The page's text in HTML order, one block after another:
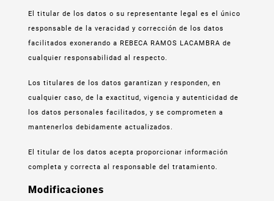
El titular de los datos o su representante legal es el único
responsable de la veracidad y corrección de los datos
facilitados exonerando a REBECA RAMOS LACAMBRA de
cualquier responsabilidad al respecto.
Los titulares de los datos garantizan y responden, en
cualquier caso, de la exactitud, vigencia y autenticidad de
los datos personales facilitados, y se comprometen a
mantenerlos debidamente actualizados.
El titular de los datos acepta proporcionar información
completa y correcta al responsable del tratamiento.
Modificaciones